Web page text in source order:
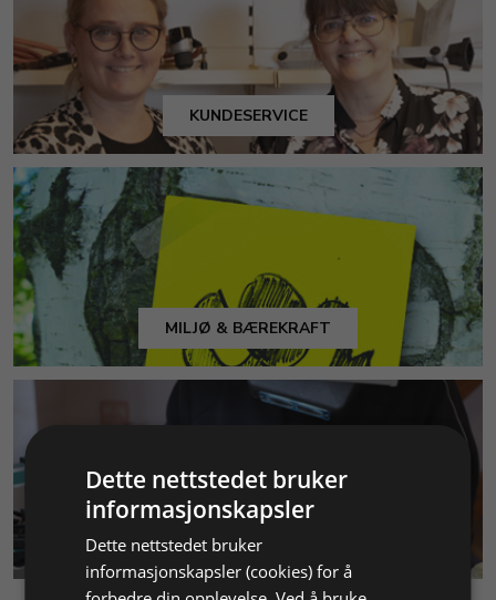
KUNDESERVICE
MILJØ & BÆREKRAFT
SMYKKEKURS
Dette nettstedet bruker
informasjonskapsler
Dette nettstedet bruker
informasjonskapsler (cookies) for å